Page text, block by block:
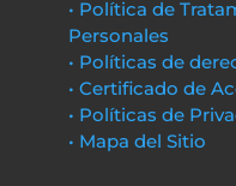
• Política de
Personales
• Políticas de
• Certificado de
• Políticas de
• Mapa del Sitio